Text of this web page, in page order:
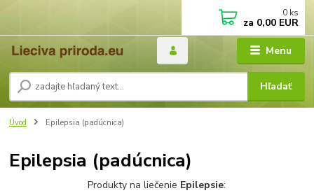
Menu
Hľadať
0 ks
za 0,00 EUR
Úvod Epilepsia (padúcnica)
Epilepsia (padúcnica)
Produkty na liečenie Epilepsie: